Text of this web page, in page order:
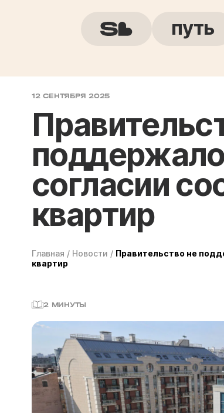
путь
12 СЕНТЯБРЯ 2025
согласии
квартир
Главная / Новости / Правительство не
квартир
2 МИНУТЫ